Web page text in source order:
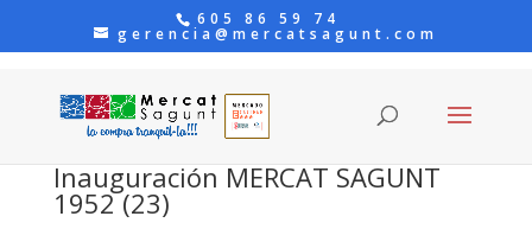
605 86 59 74
gerencia@mercatsagunt.com
Inauguración MERCAT SAGUNT
1952 (23)